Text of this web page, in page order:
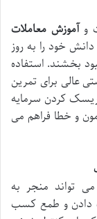
وآموزش معاملات
خود را به روز
بخشند. استفاده
عالی برای تمرین
ریسک کردن سرمایه
و خطا فراهم می
می تواند منجر به
دادن و طمع کسب